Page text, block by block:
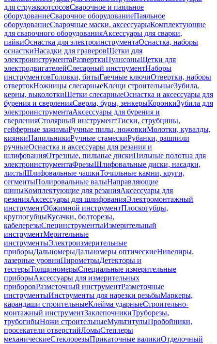
для стружкоотсосовСварочное и паяльное
оборудованиеСварочное оборудованиеПаяльное
оборудованиеСварочные маски, аксессуарыКомплектующие
для сварочного оборудованияАксессуары для сварки,
пайкиОснастка для электроинструментаОснастка, наборы
оснасткиНасадки для граверовЩетки для
электроинструментаРазверткиПуансоныЩетки для
электродвигателейСлесарный инструментНаборы
инструментовГоловки, битыГаечные ключиОтвертки, наборы
отвертокНожницы слесарныеКлещи строительныеЗубила,
керны, выколоткиЩетки слесарныеОснастка и аксессуары для
бурения и сверленияСверла, буры, зенкерыКоронкиЗубила для
электроинструментаАксессуары для бурения и
сверленияСтолярный инструментТиски, струбцины,
гейферные зажимыРучные пилы, ножовкиМолотки, кувалды,
киянкиНапильникиРучные стамескиРубанки, рашпили
ручныеОснастка и аксессуары для резания и
шлифованияОтрезные, пильные дискиПильные полотна для
электроинструментаФрезыШлифовальные диски, насадки,
листыШлифовальные чашкиТочильные камни, круги,
сегментыПолировальные валыНаправляющие
шиныКомплектующие для резанияАксессуары для
резанияАксессуары для шлифованияЭлектромонтажный
инструментОбжимной инструментПлоскогубцы,
круглогубцыКусачки, болторезы,
кабелерезыСпецинструментыИзмерительный
инструментМерительные
инструментыЭлектроизмерительные
приборыДальномерыДальномеры оптическиеНивелиры,
лазерные уровниПирометрыДетекторы и
тестерыТолщиномерыСпециальные измерительные
приборыАксессуары для измерительных
приборовРазметочный инструментРазметочные
инструментыИнструменты для нарезки резьбыМаркеры,
карандаши строительныеКлейма ударныеСтроительно-
монтажный инструментЗаклепочникиТруборезы,
трубогибыНожи строительныеМультитулыПробойники,
просекатели отверстийЛомыСтеплеры
механическиеСтеклорезыПрикаточные валикиОтделочный